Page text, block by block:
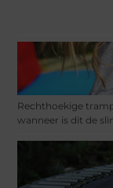
Rechthoekige
wanneer is dit de